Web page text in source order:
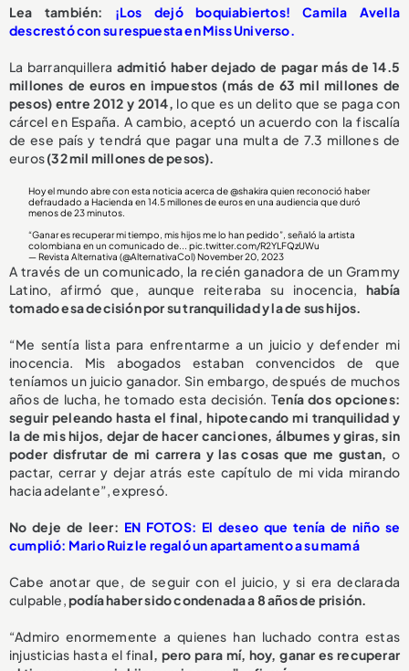
Lea también: ¡Los dejó boquiabiertos! Camila Avella
descrestó con su respuesta en Miss Universo.
La barranquilleraadmitió haber dejado de pagar más de 14.5
millones de euros en impuestos (más de 63 mil millones de
pesos) entre 2012 y 2014, lo que es un delito que se paga con
cárcel en España. A cambio, aceptó un acuerdo con la fiscalía
de ese país y tendrá que pagar una multa de 7.3 millones de
euros(32 mil millones de pesos).
Hoy el mundo abre con esta noticia acerca de@shakira quien reconoció haber
defraudado a Hacienda en 14.5 millones de euros en una audiencia que duró
menos de 23 minutos.
“Ganar es recuperar mi tiempo, mis hijos me lo han pedido”, señaló la artista
colombiana en un comunicado de...pic.twitter.com/R2YLFQzUWu
— Revista Alternativa (@AlternativaCol)November 20, 2023
A través de un comunicado, la recién ganadora de un Grammy
Latino, afirmó que, aunque reiteraba su inocencia, había
tomado esa decisión por su tranquilidad y la de sus hijos.
“Me sentía lista para enfrentarme a un juicio y defender mi
inocencia. Mis abogados estaban convencidos de que
teníamos un juicio ganador. Sin embargo, después de muchos
años de lucha, he tomado esta decisión. Tenía dos opciones:
seguir peleando hasta el final, hipotecando mi tranquilidad y
la de mis hijos, dejar de hacer canciones, álbumes y giras, sin
poder disfrutar de mi carrera y las cosas que me gustan, o
pactar, cerrar y dejar atrás este capítulo de mi vida mirando
hacia adelante”, expresó.
No deje de leer: EN FOTOS: El deseo que tenía de niño se
cumplió: Mario Ruiz le regaló un apartamento a su mamá
Cabe anotar que, de seguir con el juicio, y si era declarada
culpable,podía haber sido condenada a 8 años de prisión.
“Admiro enormemente a quienes han luchado contra estas
injusticias hasta el final, pero para mí, hoy, ganar es recuperar